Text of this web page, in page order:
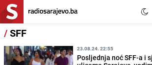
/SFF
23.08.24. 22:55
Posljednja noć SFF-a i